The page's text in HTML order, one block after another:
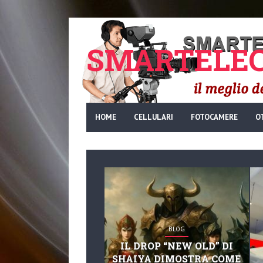
HOME CELLULARI FOTOCAMERE
BLOG
IL DROP “NEW OLD” DI
SHAIYA DIMOSTRA COME